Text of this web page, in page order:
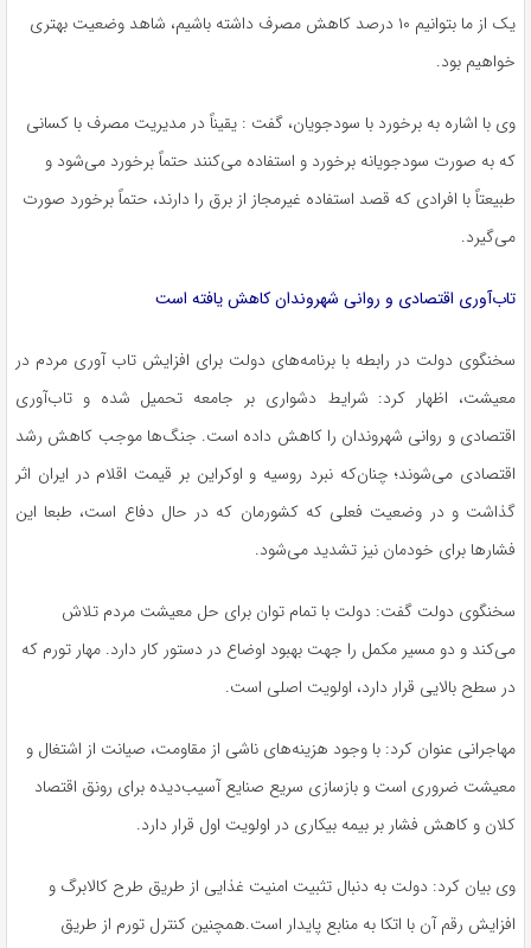
یک از ما بتوانیم ۱۰ درصد کاهش مصرف داشته باشیم، شاهد وضعیت بهتری
خواهیم بود.
وی با اشاره به برخورد با سودجویان، گفت : یقیناً در مدیریت مصرف با کسانی
که به صورت سودجویانه برخورد و استفاده می‌کنند حتماً برخورد می‌شود و
طبیعتاً با افرادی که قصد استفاده غیرمجاز از برق را دارند، حتماً برخورد صورت
می‌گیرد.
تاب‌آوری اقتصادی و روانی شهروندان کاهش یافته است
سخنگوی دولت در رابطه با برنامه‌های دولت برای افزایش تاب آوری مردم در
معیشت، اظهار کرد: شرایط دشواری بر جامعه تحمیل شده و تاب‌آوری
اقتصادی و روانی شهروندان را کاهش داده است. جنگ‌ها موجب کاهش رشد
اقتصادی می‌شوند؛ چنان‌که نبرد روسیه و اوکراین بر قیمت اقلام در ایران اثر
گذاشت و در وضعیت فعلی که کشورمان که در حال دفاع است، طبعا این
فشارها برای خودمان نیز تشدید می‌شود.
سخنگوی دولت گفت: دولت با تمام توان برای حل معیشت مردم تلاش
می‌کند و دو مسیر مکمل را جهت بهبود اوضاع در دستور کار دارد. مهار تورم که
در سطح بالایی قرار دارد، اولویت اصلی است.
مهاجرانی عنوان کرد: با وجود هزینه‌های ناشی از مقاومت، صیانت از اشتغال و
معیشت ضروری است و بازسازی سریع صنایع آسیب‌دیده برای رونق اقتصاد
کلان و کاهش فشار بر بیمه بیکاری در اولویت اول قرار دارد.
وی بیان کرد: دولت به دنبال تثبیت امنیت غذایی از طریق طرح کالابرگ و
افزایش رقم آن با اتکا به منابع پایدار است.همچنین کنترل تورم از طریق